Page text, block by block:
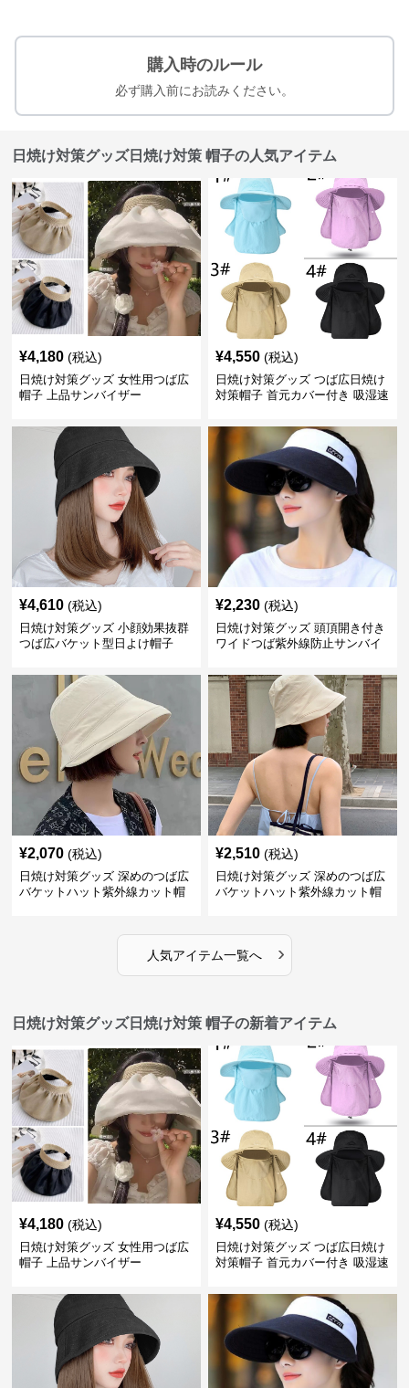
購入時のルール
必ず購入前にお読みください。
日焼け対策グッズ日焼け対策 帽子の人気アイテム
¥4,180 (税込)
日焼け対策グッズ 女性用つば広
帽子 上品サンバイザー
¥4,550 (税込)
日焼け対策グッズ つば広日焼け
対策帽子 首元カバー付き 吸湿速
¥4,610 (税込)
日焼け対策グッズ 小顔効果抜群
つば広バケット型日よけ帽子
¥2,230 (税込)
日焼け対策グッズ 頭頂開き付き
ワイドつば紫外線防止サンバイ
¥2,070 (税込)
日焼け対策グッズ 深めのつば広
バケットハット紫外線カット帽
¥2,510 (税込)
日焼け対策グッズ 深めのつば広
バケットハット紫外線カット帽
人気アイテム一覧へ ›
日焼け対策グッズ日焼け対策 帽子の新着アイテム
¥4,180 (税込)
日焼け対策グッズ 女性用つば広
帽子 上品サンバイザー
¥4,550 (税込)
日焼け対策グッズ つば広日焼け
対策帽子 首元カバー付き 吸湿速